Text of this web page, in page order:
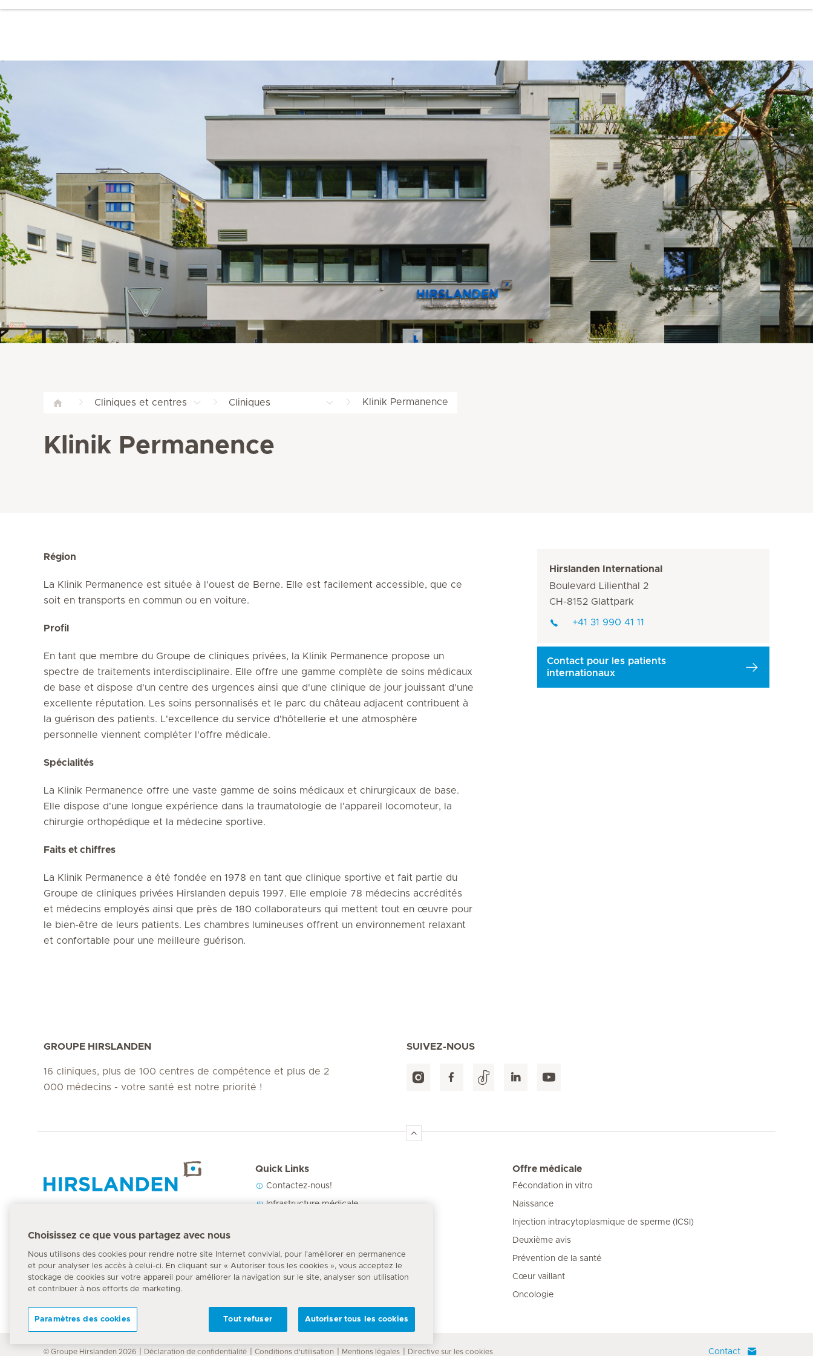
Cliniques et centres Cliniques Klinik Permanence
Klinik Permanence
Région
La Klinik Permanence est située à l'ouest de Berne. Elle est facilement accessible, que ce
soit en transports en commun ou en voiture.
Profil
En tant que membre du Groupe de cliniques privées, la Klinik Permanence propose un
spectre de traitements interdisciplinaire. Elle offre une gamme complète de soins médicaux
de base et dispose d'un centre des urgences ainsi que d'une clinique de jour jouissant d'une
excellente réputation. Les soins personnalisés et le parc du château adjacent contribuent à
la guérison des patients. L'excellence du service d'hôtellerie et une atmosphère
personnelle viennent compléter l'offre médicale.
Spécialités
La Klinik Permanence offre une vaste gamme de soins médicaux et chirurgicaux de base.
Elle dispose d'une longue expérience dans la traumatologie de l'appareil locomoteur, la
chirurgie orthopédique et la médecine sportive.
Faits et chiffres
La Klinik Permanence a été fondée en 1978 en tant que clinique sportive et fait partie du
Groupe de cliniques privées Hirslanden depuis 1997. Elle emploie 78 médecins accrédités
et médecins employés ainsi que près de 180 collaborateurs qui mettent tout en œuvre pour
le bien-être de leurs patients. Les chambres lumineuses offrent un environnement relaxant
et confortable pour une meilleure guérison.
Hirslanden International
Boulevard Lilienthal 2
CH-8152 Glattpark
+41 31 990 41 11
Contact pour les patients
internationaux
GROUPE HIRSLANDEN
16 cliniques, plus de 100 centres de compétence et plus de 2
000 médecins - votre santé est notre priorité !
SUIVEZ-NOUS
144
Quick Links
Contactez-nous!
Infrastructure médicale
Offre médicale
Fécondation in vitro
Naissance
Injection intracytoplasmique de sperme (ICSI)
Deuxième avis
Prévention de la santé
Cœur vaillant
Oncologie
Contact
© Groupe Hirslanden 2026 Déclaration de confidentialité Conditions d'utilisation Mentions légales Directive sur les cookies
Choisissez ce que vous partagez avec nous
Nous utilisons des cookies pour rendre notre site Internet convivial, pour l'améliorer en permanence
et pour analyser les accès à celui-ci. En cliquant sur « Autoriser tous les cookies », vous acceptez le
stockage de cookies sur votre appareil pour améliorer la navigation sur le site, analyser son utilisation
et contribuer à nos efforts de marketing.
Paramètres des cookies Tout refuser Autoriser tous les cookies